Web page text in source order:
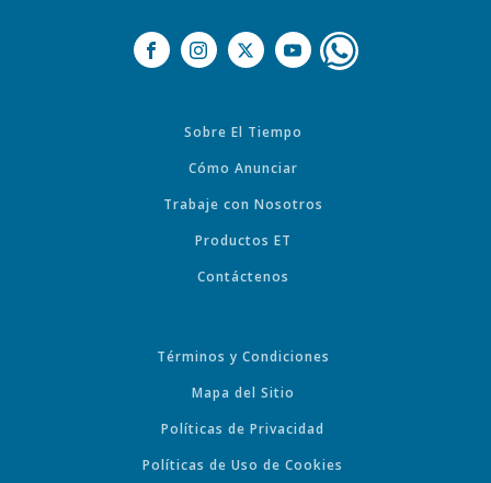
Sobre El Tiempo
Cómo Anunciar
Trabaje con Nosotros
Productos ET
Contáctenos
Términos y Condiciones
Mapa del Sitio
Políticas de Privacidad
Políticas de Uso de Cookies